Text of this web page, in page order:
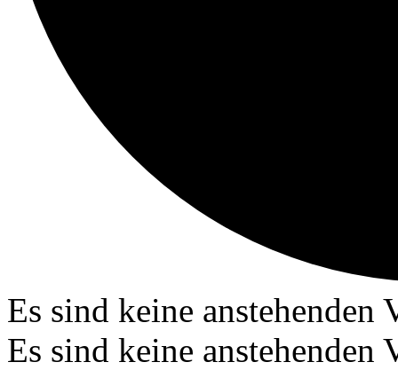
Es sind keine anstehenden
Es sind keine anstehenden